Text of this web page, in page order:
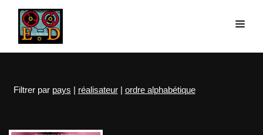
Filtrer par pays | réalisateur| ordre alphabétique